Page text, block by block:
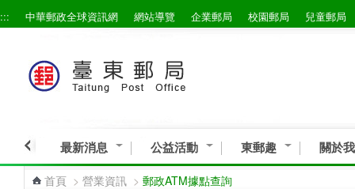
跳到主要內容區塊
::: 中華郵政全球資訊網 網站導覽 企業郵局 校園郵局 兒童郵局
最新消息 公益活動 東郵趣 關於
首頁 > 營業資訊 > 郵政ATM據點查詢